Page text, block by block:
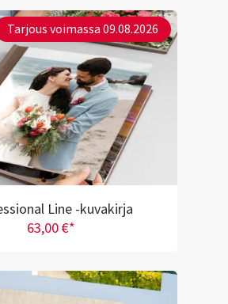
Tarjous voimassa 09.08.2026
Line -kuvakirja
63,00 €*